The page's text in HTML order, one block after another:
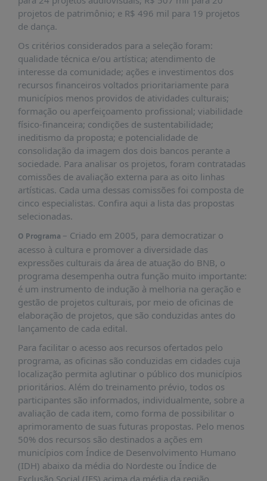
RUMOS
LIVROS
ESTUDOS
NOTÍCIAS
PRÊMIO
ABDE-
BID
PRÊMIO
ABDE
DE
JORNALISMO
SABER
+
CONTATO
projetos de patrimônio; e R$ 496 mil para 19 projetos
de dança.
Os critérios considerados para a seleção foram:
qualidade técnica e/ou artística; atendimento de
interesse da comunidade; ações e investimentos dos
recursos financeiros voltados prioritariamente para
municípios menos providos de atividades culturais;
formação ou aperfeiçoamento profissional; viabilidade
físico-financeira; condições de sustentabilidade;
ineditismo da proposta; e potencialidade de
consolidação da imagem dos dois bancos perante a
sociedade. Para analisar os projetos, foram contratadas
comissões de avaliação externa para as oito linhas
artísticas. Cada uma dessas comissões foi composta de
cinco especialistas. Confira aqui a lista das propostas
selecionadas.
O Programa – Criado em 2005, para democratizar o
acesso à cultura e promover a diversidade das
expressões culturais da área de atuação do BNB, o
programa desempenha outra função muito importante:
é um instrumento de indução à melhoria na geração e
gestão de projetos culturais, por meio de oficinas de
elaboração de projetos, que são conduzidas antes do
lançamento de cada edital.
Para facilitar o acesso aos recursos ofertados pelo
programa, as oficinas são conduzidas em cidades cuja
localização permita aglutinar o público dos municípios
prioritários. Além do treinamento prévio, todos os
participantes são informados, individualmente, sobre a
avaliação de cada item, como forma de possibilitar o
aprimoramento de suas futuras propostas. Pelo menos
50% dos recursos são destinados a ações em
municípios com Índice de Desenvolvimento Humano
(IDH) abaixo da média do Nordeste ou Índice de
Exclusão Social (IES) acima da média da região.